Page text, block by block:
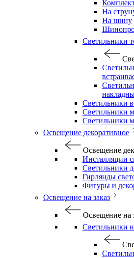
На
На шину
Светильники
Светильники
Светильники
Светильники
Освещение декоративное
Освещение
Инсталляции
Светильники
Гирлянды
Фигуры и
Освещение на заказ
Освещение на
Светильники